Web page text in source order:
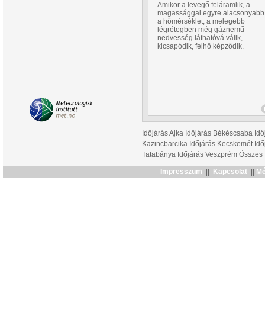
Amikor a levegő feláramlik, a
magassággal egyre alacsonyabb
a hőmérséklet, a melegebb
légrétegben még gáznemű
nedvesség láthatóvá válik,
kicsapódik, felhő képződik.
Időjárás Ajka Időjárás Békéscsaba
Kazincbarcika Időjárás Kecskemét
Tatabánya Időjárás Veszprém Összes
Impresszum Kapcsolat